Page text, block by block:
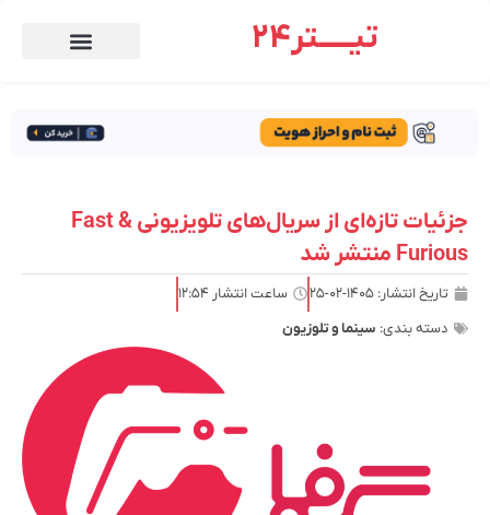
تیـــــتر24
جزئیات تازه‌ای از سریال‌های تلویزیونی Fast &
Furious منتشر شد
تاریخ انتشار: ۱۴۰۵-۰۲-۲۵ ساعت انتشار ۱۲:۵۴
دسته بندی: سینما و تلوزیون